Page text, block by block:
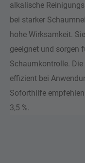
alkalische
bei starker
hohe Wirksamkeit.
geeignet und sorgen
Schaumkontrolle. Die
effizient bei
Soforthilfe
3,5 %.